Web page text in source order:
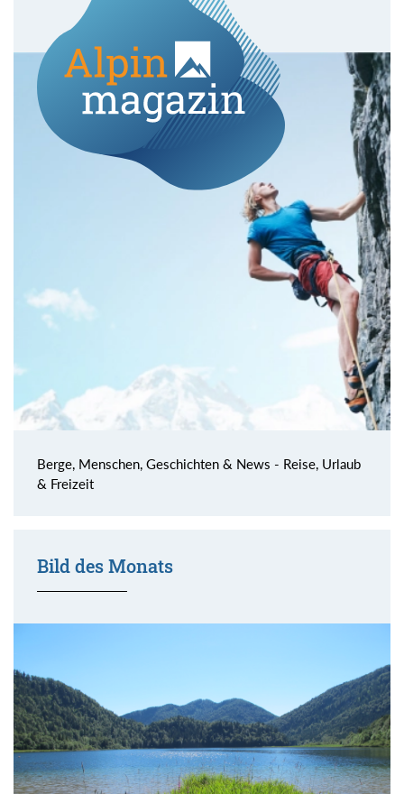
Berge, Menschen, Geschichten & News - Reise, Urlaub
& Freizeit
Bild des Monats